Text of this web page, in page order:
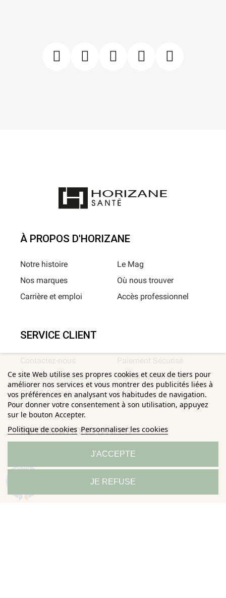
Ce site Web utilise ses propres cookies et ceux de tiers pour
améliorer nos services et vous montrer des publicités liées à
vos préférences en analysant vos habitudes de navigation.
Pour donner votre consentement à son utilisation, appuyez
sur le bouton Accepter.
Politique de cookies Personnaliser les cookies
JE REFUSE
J'ACCEPTE
À PROPOS D'HORIZANE
Notre histoire
Nos marques
Carrière et emploi
Le Mag
Où nous trouver
Accès professionnel
SERVICE CLIENT
Livraison et Retour
Click & Collect
Demander un retour
FAQ
INFORMATIONS UTILES
Conditions Générales de
Confidentialité